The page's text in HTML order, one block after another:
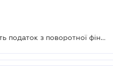
У яких випадках підприємець сплатить податок з поворотної фінансової допомоги